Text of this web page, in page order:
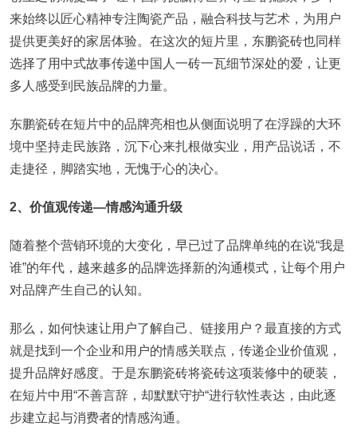
来始终以匠心精神专注陶瓷产品，融合科技与艺术，为用户
提供更美好的家居体验。在这次的短片里，东鹏瓷砖也同样
选择了用中式故事传递中国人一砖一瓦细节深处的爱，让更
多人感受到民族品牌的力量。
东鹏瓷砖在短片中的品牌亮相也从侧面说明了在浮躁的大环
境中坚持走民族路，沉下心来扎根做实业，用产品说话，不
走捷径，脚踏实地，无愧于心的决心。
2、价值观传递—情感沟通升级
随着整个营销环境的大变化，早已过了品牌单纯的在说“我是
谁”的年代，越来越多的品牌选择新的沟通模式，让每个用户
对品牌产生自己的认知。
那么，如何快速让用户了解自己、链接用户？最直接的方式
就是找到一个企业和用户的情感关联点，传递企业价值观，
提升品牌好感度。于是东鹏瓷砖将瓷砖这项装修中的硬装，
在短片中用“不善言辞，却默默守护“进行软性表达，由此逐
步建立起与消费者的情感沟通。